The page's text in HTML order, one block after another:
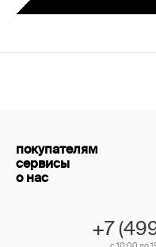
покупателям
сервисы
о нас
+7